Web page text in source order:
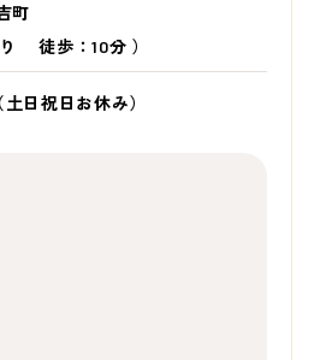
町
り徒歩：10分 ）
土日祝日お休み）